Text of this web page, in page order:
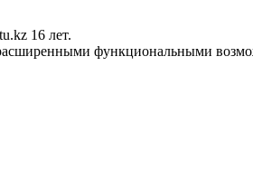
16 лет.
расширенными функциональными